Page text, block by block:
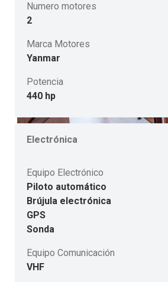
Numero motores
2
Marca Motores
Yanmar
Potencia
440 hp
Electrónica
Equipo Electrónico
Piloto automático
Brújula electrónica
GPS
Sonda
Equipo Comunicación
VHF